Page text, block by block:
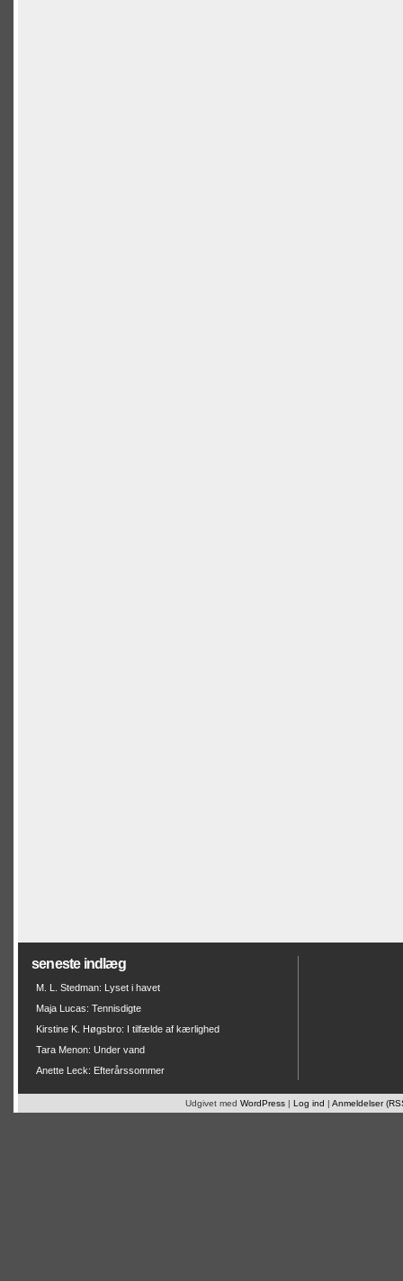
seneste indlæg
M. L. Stedman: Lyset i havet
Maja Lucas: Tennisdigte
Kirstine K. Høgsbro: I tilfælde af kærlighed
Tara Menon: Under vand
Anette Leck: Efterårssommer
Udgivet med WordPress | Log ind | Anmeldelser